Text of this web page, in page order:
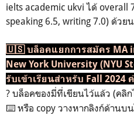
ielts academic ukvi ได้ overall
speaking 6.5, writing 7.0) ด้วย
🇺🇸 บล็อคแยกการสมัคร MA
New York University (NYU
รับเข้าเรียนสำหรับ Fall 2024
? บล็อคของมี่ที่เขียนไว้แล้ว (คลิก
⌨️ หรือ copy วางหากลิงก์ด้านบ